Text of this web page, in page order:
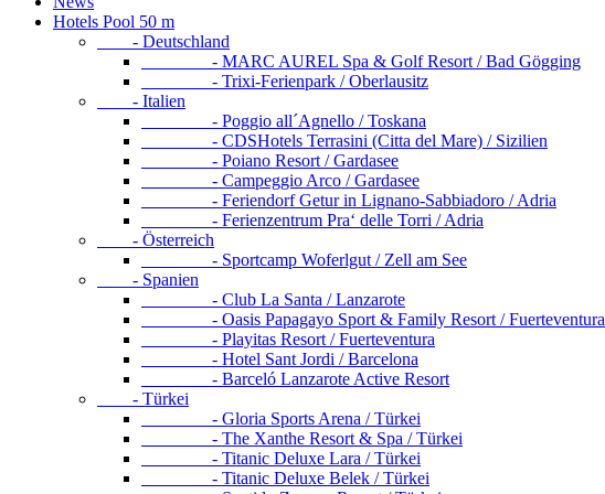
Hotels Pool 50 m
- Deutschland
- MARC AUREL Spa & Golf Resort / Bad Gögging
- Trixi-Ferienpark / Oberlausitz
- Italien
- Poggio all´Agnello / Toskana
- CDSHotels Terrasini (Citta del Mare) / Sizilien
- Poiano Resort / Gardasee
- Campeggio Arco / Gardasee
- Feriendorf Getur in Lignano-Sabbiadoro / Adria
- Ferienzentrum Pra‘ delle Torri / Adria
- Österreich
- Sportcamp Woferlgut / Zell am See
- Spanien
- Club La Santa / Lanzarote
- Oasis Papagayo Sport & Family Resort / Fuerteventura
- Playitas Resort / Fuerteventura
- Hotel Sant Jordi / Barcelona
- Barceló Lanzarote Active Resort
- Türkei
- Gloria Sports Arena / Türkei
- The Xanthe Resort & Spa / Türkei
- Titanic Deluxe Lara / Türkei
- Titanic Deluxe Belek / Türkei